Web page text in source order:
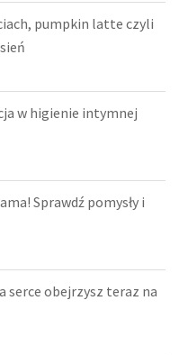
pumpkin latte czyli
w higienie intymnej
Sprawdź pomysły i
serce obejrzysz teraz na